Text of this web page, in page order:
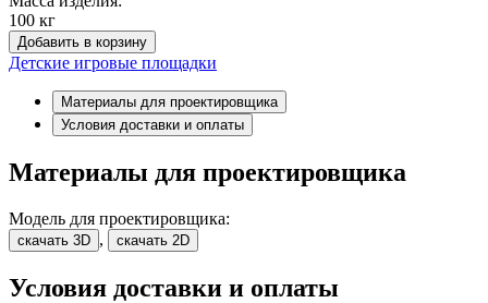
100 кг
Добавить в корзину
Детские игровые площадки
Материалы для проектировщика
Условия доставки и оплаты
Материалы для проектировщика
Модель для проектировщика:
скачать 3D , скачать 2D
Условия доставки и оплаты